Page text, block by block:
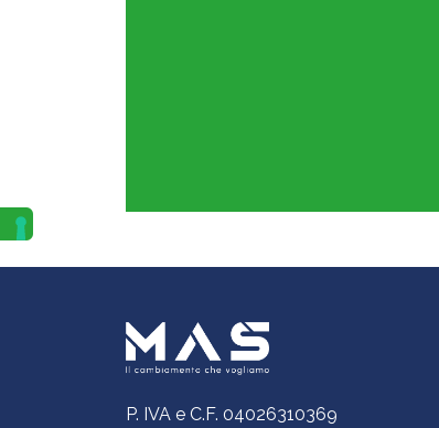
P. IVA e C.F. 04026310369